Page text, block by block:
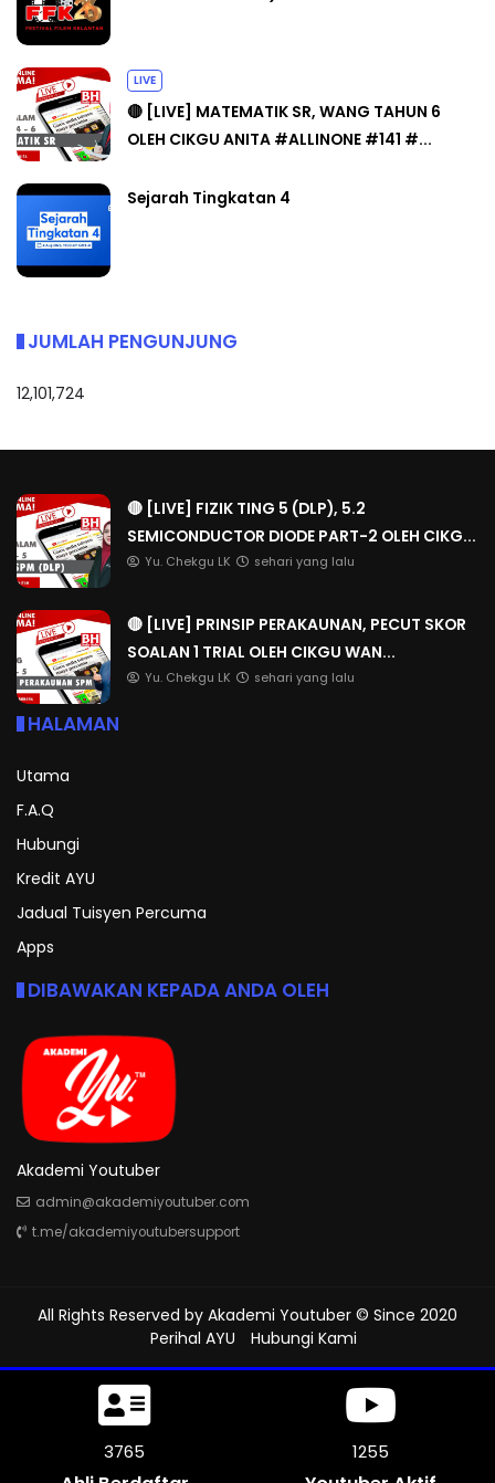
LIVE
🔴 [LIVE] MATEMATIK SR, WANG TAHUN 6
OLEH CIKGU ANITA #ALLINONE #141 #...
Sejarah Tingkatan 4
JUMLAH PENGUNJUNG
12,101,724
🔴 [LIVE] FIZIK TING 5 (DLP), 5.2
SEMICONDUCTOR DIODE PART-2 OLEH CIKG...
Yu. Chekgu LK sehari yang lalu
🔴 [LIVE] PRINSIP PERAKAUNAN, PECUT SKOR
SOALAN 1 TRIAL OLEH CIKGU WAN...
Yu. Chekgu LK sehari yang lalu
HALAMAN
Utama
F.A.Q
Hubungi
Kredit AYU
Jadual Tuisyen Percuma
Apps
DIBAWAKAN KEPADA ANDA OLEH
Akademi Youtuber
admin@akademiyoutuber.com
t.me/akademiyoutubersupport
All Rights Reserved by Akademi Youtuber © Since 2020
Perihal AYU
Hubungi Kami
4161 1312